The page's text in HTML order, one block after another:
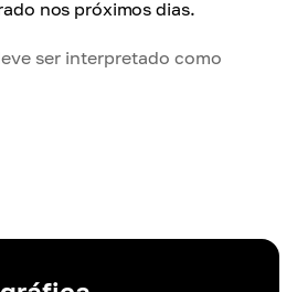
nos próximos dias.
ser interpretado como